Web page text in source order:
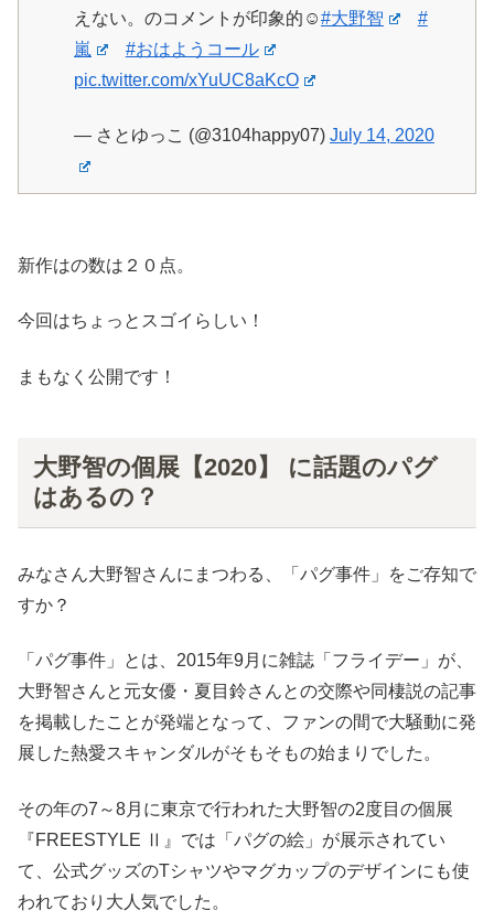
えない。のコメントが印象的☺️#大野智
#
嵐
#おはようコール
pic.twitter.com/xYuUC8aKcO
— さとゆっこ (@3104happy07) July 14, 2020
新作はの数は２０点。
今回はちょっとスゴイらしい！
まもなく公開です！
大野智の個展【2020】 に話題のパグ
はあるの？
みなさん大野智さんにまつわる、「パグ事件」をご存知で
すか？
「パグ事件」とは、2015年9月に雑誌「フライデー」が、
大野智さんと元女優・夏目鈴さんとの交際や同棲説の記事
を掲載したことが発端となって、ファンの間で大騒動に発
展した熱愛スキャンダルがそもそもの始まりでした。
その年の7～8月に東京で行われた大野智の2度目の個展
『FREESTYLE Ⅱ』では「パグの絵」が展示されてい
て、公式グッズのTシャツやマグカップのデザインにも使
われており大人気でした。